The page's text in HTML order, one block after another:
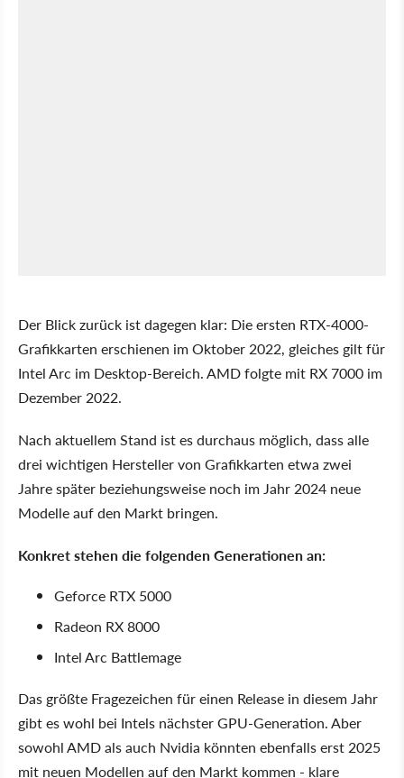
Der Blick zurück ist dagegen klar: Die ersten RTX-4000-
Grafikkarten erschienen im Oktober 2022, gleiches gilt für
Intel Arc im Desktop-Bereich. AMD folgte mit RX 7000 im
Dezember 2022.
Nach aktuellem Stand ist es durchaus möglich, dass alle
drei wichtigen Hersteller von Grafikkarten etwa zwei
Jahre später beziehungsweise noch im Jahr 2024 neue
Modelle auf den Markt bringen.
Konkret stehen die folgenden Generationen an:
Geforce RTX 5000
Radeon RX 8000
Intel Arc Battlemage
Das größte Fragezeichen für einen Release in diesem Jahr
gibt es wohl bei Intels nächster GPU-Generation. Aber
sowohl AMD als auch Nvidia könnten ebenfalls erst 2025
mit neuen Modellen auf den Markt kommen - klare